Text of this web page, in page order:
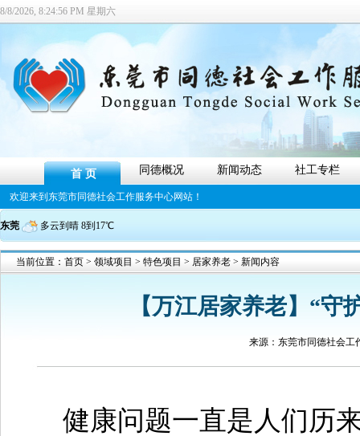
8/8/2026, 8:24:57 PM 星期六
首 页 同德概况 新闻动态 社工专栏
欢迎来到东莞市同德社会工作服务中心网站！
东莞 多云到晴 8到17℃
当前位置： 首页 > 领域项目 > 特色项目 > 居家养老 > 新闻内容
【万江居家养老】“
来源： 东莞市同德社会工
健康问题一直是人们历